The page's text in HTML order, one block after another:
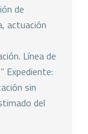
de
actuación
Línea de
Expediente:
sin
del